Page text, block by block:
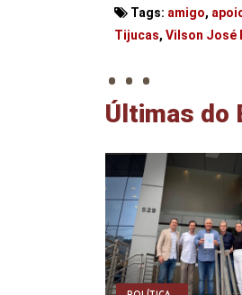
Tags: amigo,
Tijucas, Vilson José
. . .
Últimas do